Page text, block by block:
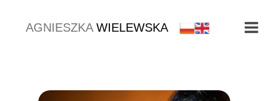
AGNIESZKA WIELEWSKA